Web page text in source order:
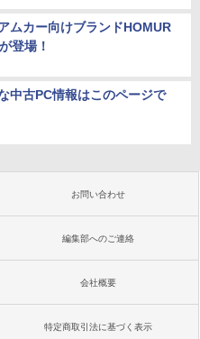
ムカー向けブランドHOMUR
登場！
中古PC情報はこのページで
お問い合わせ
編集部へのご連絡
会社概要
特定商取引法に基づく表示